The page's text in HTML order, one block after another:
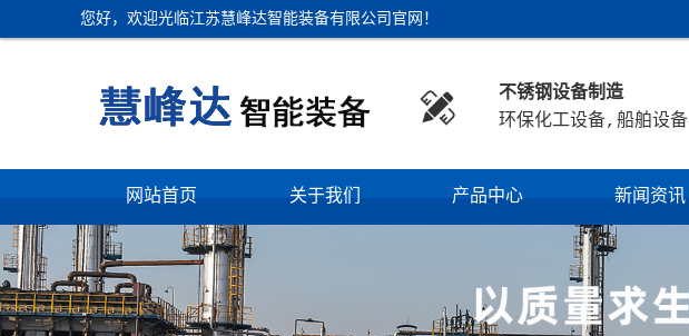
您好，欢迎光临江苏慧峰达智能装备有限公司官网！

不锈钢设备制造
环保化工设备,船舶设备
网站首页 关于我们 产品中心 新闻资讯